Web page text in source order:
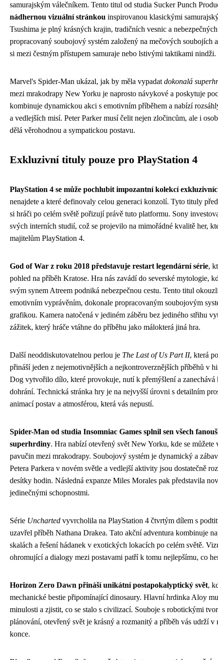
samurajským válečníkem. Tento titul od studia Sucker Punch
nádhernou vizuální stránkou inspirovanou klasickými
Tsushima je plný krásných krajin, tradičních vesnic a
propracovaný soubojový systém založený na mečových soubojích
si mezi čestným přístupem samuraje nebo lstivými taktikami nindži.
Marvel's Spider-Man ukázal, jak by měla vypadat dokonalá
mezi mrakodrapy New Yorku je naprosto návykové a poskytuje
kombinuje dynamickou akci s emotivním příběhem a nabízí
a vedlejších misí. Peter Parker musí čelit nejen zločincům, ale i
dělá věrohodnou a sympatickou postavu.
Exkluzivní tituly pouze pro PlayStation 4
PlayStation 4 se může pochlubit impozantní kolekcí
nenajdete a které definovaly celou generaci konzolí. Tyto tituly
si hráči po celém světě pořizují právě tuto platformu. Sony
svých interních studií, což se projevilo na mimořádné kvalitě her,
majitelům PlayStation 4.
God of War z roku 2018 představuje restart legendární série,
pohled na příběh Kratose. Hra nás zavádí do severské mytologie,
svým synem Atreem podniká nebezpečnou cestu. Tento titul
emotivním vyprávěním, dokonale propracovaným soubojovým
grafikou. Kamera natočená v jediném záběru bez jediného střihu
zážitek, který hráče vtáhne do příběhu jako málokterá jiná hra.
Další neoddiskutovatelnou perlou je The Last of Us Part II, která
přináší jeden z nejemotivnějších a nejkontroverznějších příběhů v
Dog vytvořilo dílo, které provokuje, nutí k přemýšlení a
dohrání. Technická stránka hry je na nejvyšší úrovni s detailním
animací postav a atmosférou, která vás nepustí.
Spider-Man od studia Insomniac Games splnil sen všech
superhrdiny. Hra nabízí otevřený svět New Yorku, kde se
pavučin mezi mrakodrapy. Soubojový systém je dynamický a
Petera Parkera v novém světle a vedlejší aktivity jsou dostatečně
desítky hodin. Následná expanze Miles Morales pak představila
jedinečnými schopnostmi.
Série Uncharted vyvrcholila na PlayStation 4 čtvrtým dílem s
uzavřel příběh Nathana Drakea. Tato akční adventura kombinuje
skalách a řešení hádanek v exotických lokacích po celém světě.
ohromující a dialogy mezi postavami patří k tomu nejlepšímu, co
Horizon Zero Dawn přináší unikátní postapokalyptický svět,
mechanické bestie připomínající dinosaury. Hlavní hrdinka Aloy
minulosti a zjistit, co se stalo s civilizací. Souboje s robotickými
plánování, otevřený svět je krásný a rozmanitý a příběh vás udrží v
konce.